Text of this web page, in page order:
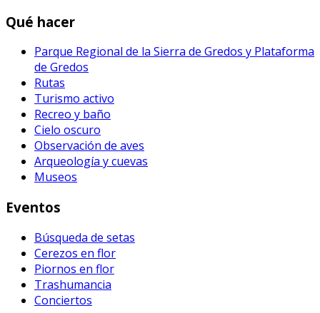
Qué hacer
Parque Regional de la Sierra de Gredos y Plataforma
de Gredos
Rutas
Turismo activo
Recreo y baño
Cielo oscuro
Observación de aves
Arqueología y cuevas
Museos
Eventos
Búsqueda de setas
Cerezos en flor
Piornos en flor
Trashumancia
Conciertos